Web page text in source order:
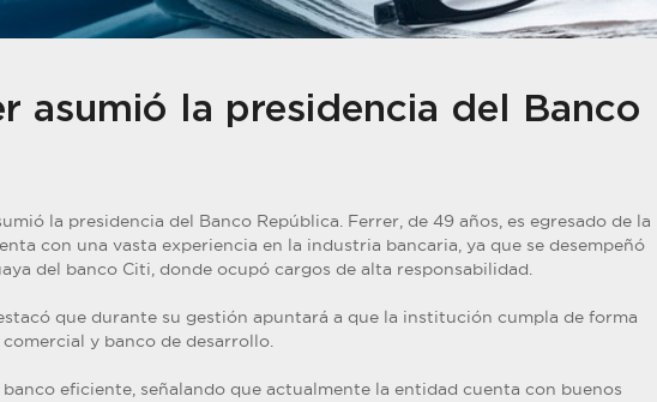
asumió la presidencia del Banco
la presidencia del Banco República. Ferrer, de 49 años, es egresado de la
con una vasta experiencia en la industria bancaria, ya que se desempeñó
del banco Citi, donde ocupó cargos de alta responsabilidad.
que durante su gestión apuntará a que la institución cumpla de forma
y banco de desarrollo.
eficiente, señalando que actualmente la entidad cuenta con buenos